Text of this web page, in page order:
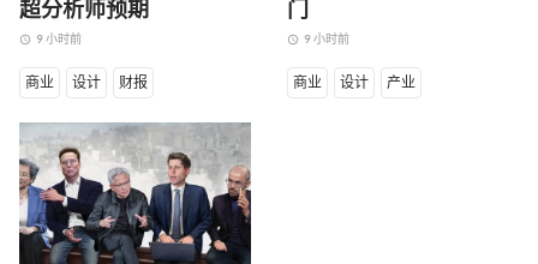
超分析师预期
access_time 9 小时前
商业 设计 财报
access_time 9 小时前
商业 设计 产业